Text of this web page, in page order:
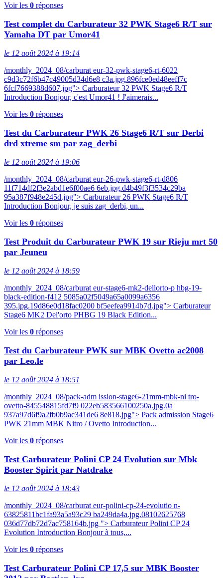
Voir les 0 réponses
Test complet du Carburateur 32 PWK Stage6 R/T sur
Yamaha DT par Umor41
le 12 août 2024 à 19:14
/monthly_2024_08/carburat eur-32-pwk-stage6-rt-6022
c9d3c72f6b47c49005d34d6e8 c3a.jpg.896fce0ed48eeff7c
6fcf7669388d607.jpg"> Carburateur 32 PWK Stage6 R/T
Introduction Bonjour, c'est Umor41 ! J'aimerais...
Voir les 0 réponses
Test du Carburateur PWK 26 Stage6 R/T sur Derbi
drd xtreme sm par zag_derbi
le 12 août 2024 à 19:06
/monthly_2024_08/carburat eur-26-pwk-stage6-rt-d806
11f714df2f3e2abd1e6f00ae6 6eb.jpg.d4b49f3f3534c29ba
95a387f948e245d.jpg"> Carburateur 26 PWK Stage6 R/T
Introduction Bonjour, je suis zag_derbi, un...
Voir les 0 réponses
Test Produit du Carburateur PWK 19 sur Rieju mrt 50
par Jeuneu
le 12 août 2024 à 18:59
/monthly_2024_08/carburat eur-stage6-mk2-dellorto-p hbg-19-
black-edition-f412 5085a02f5049a65a0099a6356
395.jpg.19d86e0d18fac0200 bf5eefea9914b7d.jpg"> Carburateur
Stage6 MK2 Del'orto PHBG 19 Black Edition...
Voir les 0 réponses
Test du Carburateur PWK sur MBK Ovetto ac2008
par Leo.le
le 12 août 2024 à 18:51
/monthly_2024_08/pack-adm ission-stage6-21mm-mbk-ni tro-
ovetto-845548815fd7f9 022eb583566100250a.jpg.0a
937a97d6f9a2fb0b9ac341de6 8e818.jpg"> Pack admission Stage6
PWK 21mm MBK Nitro / Ovetto Introduction...
Voir les 0 réponses
Test Carburateur Polini CP 24 Evolution sur Mbk
Booster Spirit par Natdrake
le 12 août 2024 à 18:43
/monthly_2024_08/carburat eur-polini-cp-24-evolutio n-
63825811bc1fa93a5a93c29 ba249da4a.jpg.08102625768
036d77db72d7ac758164b.jpg "> Carburateur Polini CP 24
Evolution Introduction Bonjour à tous,...
Voir les 0 réponses
Test Carburateur Polini CP 17,5 sur MBK Booster